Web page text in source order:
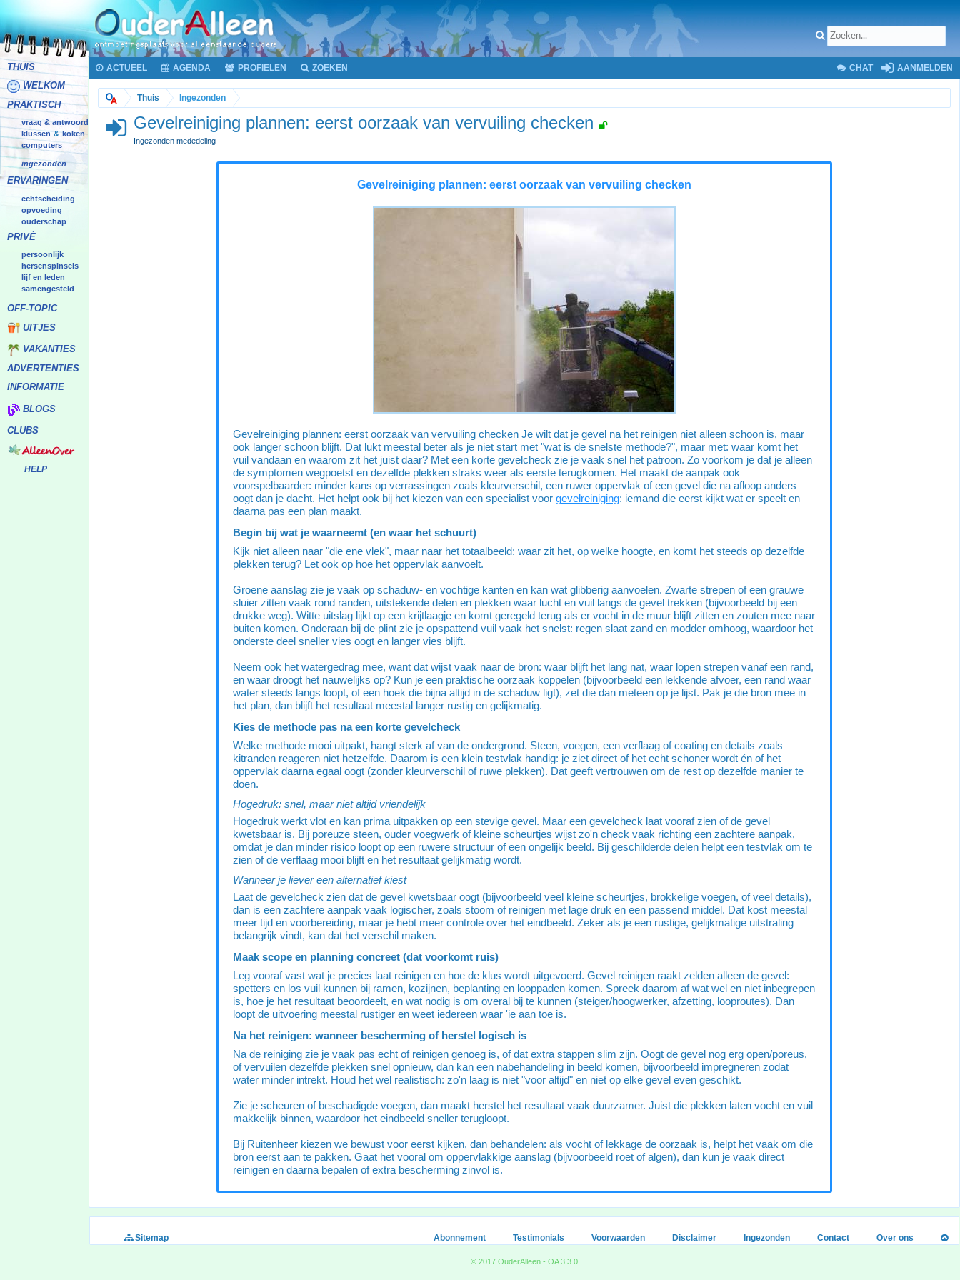
THUIS
WELKOM
PRAKTISCH
vraag & antwoord
klussen & koken
computers
ingezonden
ERVARINGEN
echtscheiding
opvoeding
ouderschap
PRIVÉ
persoonlijk
hersenspinsels
lijf en leden
samengesteld
OFF-TOPIC
UITJES
VAKANTIES
ADVERTENTIES
INFORMATIE
BLOGS
CLUBS
HELP
ACTUEEL AGENDA PROFIELEN ZOEKEN CHAT AANMELDEN
Thuis Ingezonden
Gevelreiniging plannen: eerst oorzaak van vervuiling checken
Ingezonden mededeling
Gevelreiniging plannen: eerst oorzaak van vervuiling checken
Gevelreiniging plannen: eerst oorzaak van vervuiling checken Je wilt dat je gevel na het reinigen niet alleen schoon is, maar
ook langer schoon blijft. Dat lukt meestal beter als je niet start met "wat is de snelste methode?", maar met: waar komt het
vuil vandaan en waarom zit het juist daar? Met een korte gevelcheck zie je vaak snel het patroon. Zo voorkom je dat je alleen
de symptomen wegpoetst en dezelfde plekken straks weer als eerste terugkomen. Het maakt de aanpak ook
voorspelbaarder: minder kans op verrassingen zoals kleurverschil, een ruwer oppervlak of een gevel die na afloop anders
oogt dan je dacht. Het helpt ook bij het kiezen van een specialist voor gevelreiniging: iemand die eerst kijkt wat er speelt en
daarna pas een plan maakt.
Begin bij wat je waarneemt (en waar het schuurt)
Kijk niet alleen naar "die ene vlek", maar naar het totaalbeeld: waar zit het, op welke hoogte, en komt het steeds op dezelfde
plekken terug? Let ook op hoe het oppervlak aanvoelt.
Groene aanslag zie je vaak op schaduw- en vochtige kanten en kan wat glibberig aanvoelen. Zwarte strepen of een grauwe
sluier zitten vaak rond randen, uitstekende delen en plekken waar lucht en vuil langs de gevel trekken (bijvoorbeeld bij een
drukke weg). Witte uitslag lijkt op een krijtlaagje en komt geregeld terug als er vocht in de muur blijft zitten en zouten mee naar
buiten komen. Onderaan bij de plint zie je opspattend vuil vaak het snelst: regen slaat zand en modder omhoog, waardoor het
onderste deel sneller vies oogt en langer vies blijft.
Neem ook het watergedrag mee, want dat wijst vaak naar de bron: waar blijft het lang nat, waar lopen strepen vanaf een rand,
en waar droogt het nauwelijks op? Kun je een praktische oorzaak koppelen (bijvoorbeeld een lekkende afvoer, een rand waar
water steeds langs loopt, of een hoek die bijna altijd in de schaduw ligt), zet die dan meteen op je lijst. Pak je die bron mee in
het plan, dan blijft het resultaat meestal langer rustig en gelijkmatig.
Kies de methode pas na een korte gevelcheck
Welke methode mooi uitpakt, hangt sterk af van de ondergrond. Steen, voegen, een verflaag of coating en details zoals
kitranden reageren niet hetzelfde. Daarom is een klein testvlak handig: je ziet direct of het echt schoner wordt én of het
oppervlak daarna egaal oogt (zonder kleurverschil of ruwe plekken). Dat geeft vertrouwen om de rest op dezelfde manier te
doen.
Hogedruk: snel, maar niet altijd vriendelijk
Hogedruk werkt vlot en kan prima uitpakken op een stevige gevel. Maar een gevelcheck laat vooraf zien of de gevel
kwetsbaar is. Bij poreuze steen, ouder voegwerk of kleine scheurtjes wijst zo'n check vaak richting een zachtere aanpak,
omdat je dan minder risico loopt op een ruwere structuur of een ongelijk beeld. Bij geschilderde delen helpt een testvlak om te
zien of de verflaag mooi blijft en het resultaat gelijkmatig wordt.
Wanneer je liever een alternatief kiest
Laat de gevelcheck zien dat de gevel kwetsbaar oogt (bijvoorbeeld veel kleine scheurtjes, brokkelige voegen, of veel details),
dan is een zachtere aanpak vaak logischer, zoals stoom of reinigen met lage druk en een passend middel. Dat kost meestal
meer tijd en voorbereiding, maar je hebt meer controle over het eindbeeld. Zeker als je een rustige, gelijkmatige uitstraling
belangrijk vindt, kan dat het verschil maken.
Maak scope en planning concreet (dat voorkomt ruis)
Leg vooraf vast wat je precies laat reinigen en hoe de klus wordt uitgevoerd. Gevel reinigen raakt zelden alleen de gevel:
spetters en los vuil kunnen bij ramen, kozijnen, beplanting en looppaden komen. Spreek daarom af wat wel en niet inbegrepen
is, hoe je het resultaat beoordeelt, en wat nodig is om overal bij te kunnen (steiger/hoogwerker, afzetting, looproutes). Dan
loopt de uitvoering meestal rustiger en weet iedereen waar 'ie aan toe is.
Na het reinigen: wanneer bescherming of herstel logisch is
Na de reiniging zie je vaak pas echt of reinigen genoeg is, of dat extra stappen slim zijn. Oogt de gevel nog erg open/poreus,
of vervuilen dezelfde plekken snel opnieuw, dan kan een nabehandeling in beeld komen, bijvoorbeeld impregneren zodat
water minder intrekt. Houd het wel realistisch: zo'n laag is niet "voor altijd" en niet op elke gevel even geschikt.
Zie je scheuren of beschadigde voegen, dan maakt herstel het resultaat vaak duurzamer. Juist die plekken laten vocht en vuil
makkelijk binnen, waardoor het eindbeeld sneller terugloopt.
Bij Ruitenheer kiezen we bewust voor eerst kijken, dan behandelen: als vocht of lekkage de oorzaak is, helpt het vaak om die
bron eerst aan te pakken. Gaat het vooral om oppervlakkige aanslag (bijvoorbeeld roet of algen), dan kun je vaak direct
reinigen en daarna bepalen of extra bescherming zinvol is.
Sitemap Abonnement Testimonials Voorwaarden Disclaimer Ingezonden Contact Over ons
© 2017 OuderAlleen - OA 3.3.0